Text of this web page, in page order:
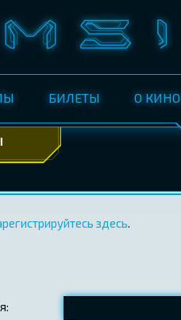
БИЛЕТЫ О КИНО
здесь.